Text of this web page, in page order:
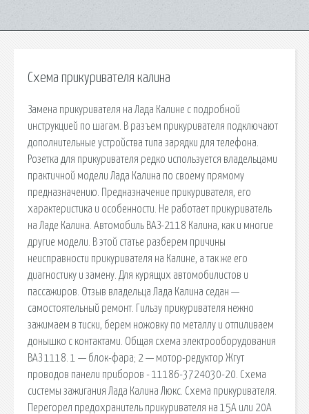
Схема прикуривателя калина
Замена прикуривателя на Лада Калине с подробной
инструкцией по шагам. В разъем прикуривателя подключают
дополнительные устройства типа зарядки для телефона.
Розетка для прикуривателя редко используется владельцами
практичной модели Лада Калина по своему прямому
предназначению. Предназначение прикуривателя, его
характеристика и особенности. Не работает прикуриватель
на Ладе Калина. Автомобиль ВАЗ-2118 Калина, как и многие
другие модели. В этой статье разберем причины
неисправности прикуривателя на Калине, а так же его
диагностику и замену. Для курящих автомобилистов и
пассажиров. Отзыв владельца Лада Калина седан —
самостоятельный ремонт. Гильзу прикуривателя нежно
зажимаем в тиски, берем ножовку по металлу и отпиливаем
донышко с контактами. Общая схема электрооборудования
ВАЗ 1118. 1 — блок-фара; 2 — мотор-редуктор Жгут
проводов панели приборов - 11186-3724030-20. Схема
системы зажигания Лада Калина Люкс. Схема прикуривателя.
Перегорел предохранитель прикуривателя на 15А или 20А